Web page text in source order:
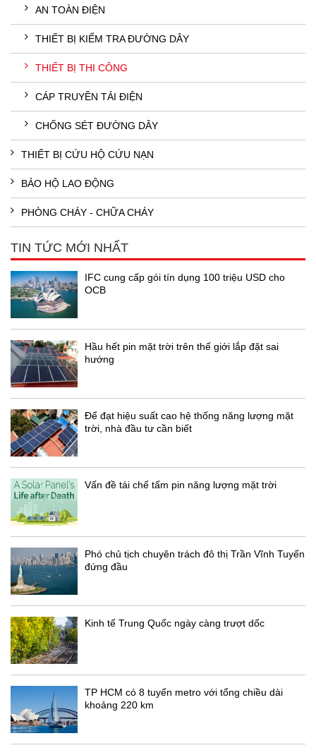
AN TOÀN ĐIỆN
THIẾT BỊ KIỂM TRA ĐƯỜNG DÂY
THIẾT BỊ THI CÔNG
CÁP TRUYỀN TẢI ĐIỆN
CHỐNG SÉT ĐƯỜNG DÂY
THIẾT BỊ CỨU HỘ CỨU NẠN
BẢO HỘ LAO ĐỘNG
PHÒNG CHÁY - CHỮA CHÁY
TIN TỨC MỚI NHẤT
IFC cung cấp gói tín dụng 100 triệu USD cho
OCB
Hầu hết pin mặt trời trên thế giới lắp đặt sai
hướng
Để đạt hiệu suất cao hệ thống năng lượng mặt
trời, nhà đầu tư cần biết
Vấn đề tái chế tấm pin năng lượng mặt trời
Phó chủ tịch chuyên trách đô thị Trần Vĩnh Tuyến
đứng đầu
Kinh tế Trung Quốc ngày càng trượt dốc
TP HCM có 8 tuyến metro với tổng chiều dài
khoảng 220 km